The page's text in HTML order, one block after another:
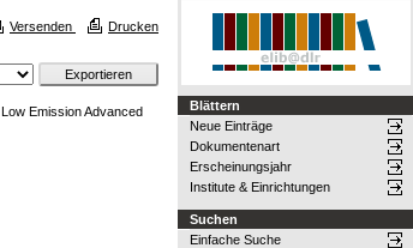
Versenden Drucken
Low Emission Advanced
Blättern
Neue Einträge
Dokumentenart
Erscheinungsjahr
Institute & Einrichtungen
Suchen
Einfache Suche